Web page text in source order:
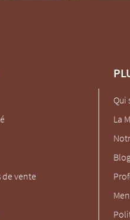
vente
Qui
La